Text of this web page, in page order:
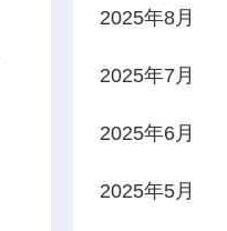
2025年8月
2025年7月
2025年6月
2025年5月